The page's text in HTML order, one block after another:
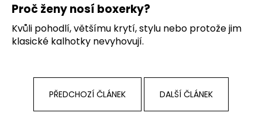
Proč ženy nosí boxerky?
Kvůli pohodlí, většímu krytí, stylu nebo protože jim
klasické kalhotky nevyhovují.
PŘEDCHOZÍ ČLÁNEK DALŠÍ ČLÁNEK